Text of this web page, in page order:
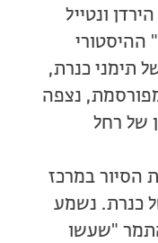
ונטייל
ההיסטורי
תימני כנרת,
נצפה
של רחל
הסיור במרכז
כנרת. נשמע
"שעשו